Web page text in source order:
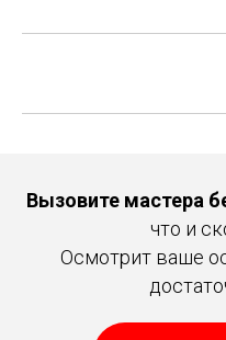
Вызовите мастера
что и
Осмотрит ваше